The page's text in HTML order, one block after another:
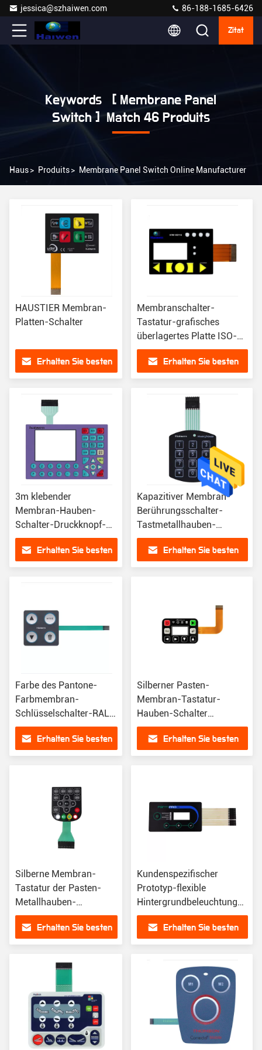
jessica@szhaiwen.com 86-188-1685-6426
Zitat
Keywords [ Membrane Panel
Switch ] Match 46 Produits
Haus> Produits> Membrane Panel Switch Online Manufacturer
HAUSTIER Membran-
Platten-Schalter
Erhalten Sie besten
Membranschalter-
Tastatur-grafisches
überlagertes Platte ISO-
Zertifikat LCD FPC
Erhalten Sie besten
3m klebender
Membran-Hauben-
Schalter-Druckknopf-
flexible Membran-
TastaturErhalten Sie besten
Kapazitiver Membran-
Berührungsschalter-
Tastmetallhauben-
Membranschalter
Erhalten Sie besten
Farbe des Pantone-
Farbmembran-
Schlüsselschalter-RAL
mit Tastmetallhaube
Erhalten Sie besten
Silberner Pasten-
Membran-Tastatur-
Hauben-Schalter
ausgezeichneter
Wearability mit LED
Erhalten Sie besten
Silberne Membran-
Tastatur der Pasten-
Metallhauben-
Membranschalter-
Tastatur-4x3
Erhalten Sie besten
Kundenspezifischer
Prototyp-flexible
Hintergrundbeleuchtungs-
Membranschalter-
numerische taktiltastatur
Erhalten Sie besten